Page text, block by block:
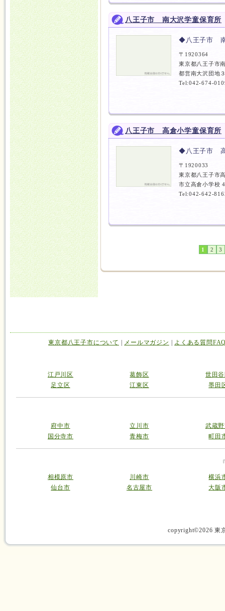
八王子市 南大沢学童保育所
◆八王子市
〒1920364
東京都八王子市
都営南大沢団地
Tel:042-674-
八王子市 高倉小学童保育所
◆八王子市
〒1920033
東京都八王子市
市立高倉小学校
Tel:042-642-
1 2 3
東京都八王子市について メールマガジン よくある質問
江戸川区 葛飾区
世田
足立区
江東区 墨田
府中市 立川市
武蔵
国分寺市
青梅市 町田
相模原市 川崎市
横浜
仙台市
名古屋市 大阪
copyright©2026 東